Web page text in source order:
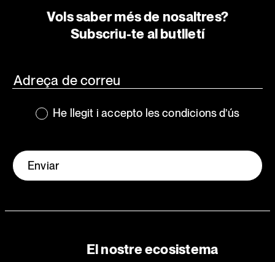
Vols saber més de nosaltres?
Subscriu-te al butlletí
He llegit i accepto les condicions d’ús
Enviar
El nostre ecosistema